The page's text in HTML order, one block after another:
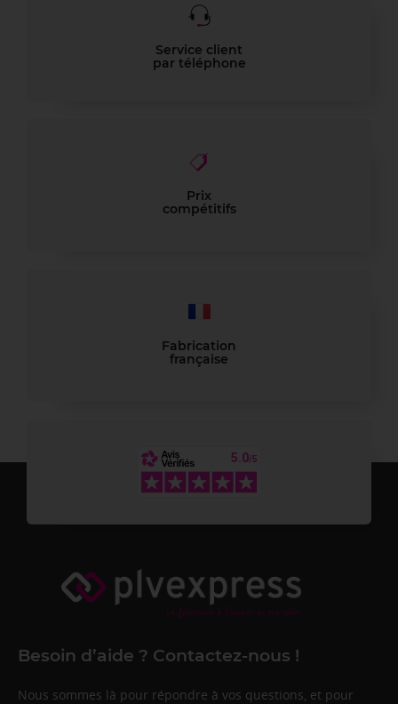
Service client
par téléphone
Prix
compétitifs
Fabrication
française
Besoin d’aide ? Contactez-nous !
Nous sommes là pour répondre à vos questions, et pour